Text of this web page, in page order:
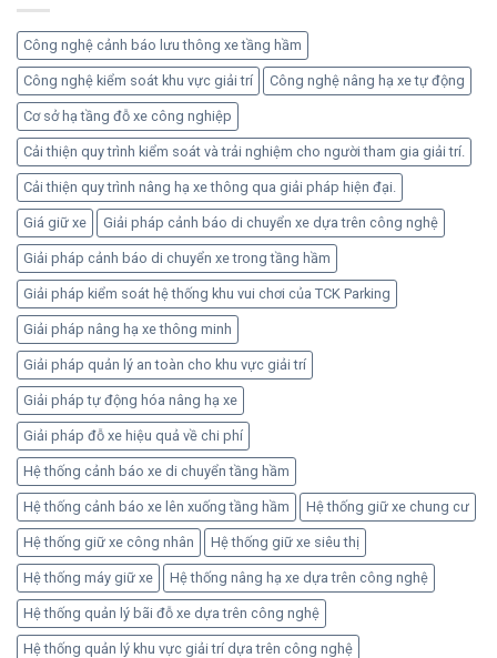
chung
cư
hiệu
quả
an
toàn
Công nghệ cảnh báo lưu thông xe tầng hầm
Công nghệ kiểm soát khu vực giải trí Công nghệ nâng hạ xe tự động
Cơ sở hạ tầng đỗ xe công nghiệp
Cải thiện quy trình kiểm soát và trải nghiệm cho người tham gia giải trí.
Cải thiện quy trình nâng hạ xe thông qua giải pháp hiện đại.
Giá giữ xe Giải pháp cảnh báo di chuyển xe dựa trên công nghệ
Giải pháp cảnh báo di chuyển xe trong tầng hầm
Giải pháp kiểm soát hệ thống khu vui chơi của TCK Parking
Giải pháp nâng hạ xe thông minh
Giải pháp quản lý an toàn cho khu vực giải trí
Giải pháp tự động hóa nâng hạ xe
Giải pháp đỗ xe hiệu quả về chi phí
Hệ thống cảnh báo xe di chuyển tầng hầm
Hệ thống cảnh báo xe lên xuống tầng hầm Hệ thống giữ xe chung cư
Hệ thống giữ xe công nhân Hệ thống giữ xe siêu thị
Hệ thống máy giữ xe Hệ thống nâng hạ xe dựa trên công nghệ
Hệ thống quản lý bãi đỗ xe dựa trên công nghệ
Hệ thống quản lý khu vực giải trí dựa trên công nghệ